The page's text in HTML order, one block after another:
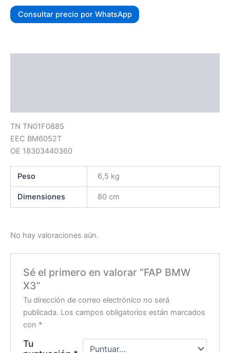
Consultar precio por WhatsApp
TN TN01F0885
EEC BM6052T
OE 18303440360
Peso 6,5 kg
Dimensiones 80 cm
No hay valoraciones aún.
Sé el primero en valorar “FAP BMW
X3”
Tu dirección de correo electrónico no será
publicada. Los campos obligatorios están marcados
con *
Tu